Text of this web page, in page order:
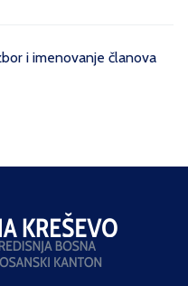
i imenovanje članova